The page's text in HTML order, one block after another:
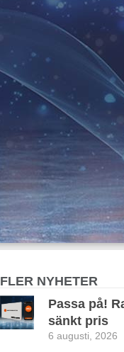
FLER NYHETER
Passa på!
sänkt pris
6 augusti, 2026